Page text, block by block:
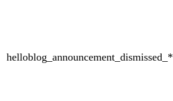
helloblog_announcement_dismissed_*